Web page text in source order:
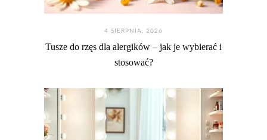
4 SIERPNIA. 2026
Tusze do rzęs dla alergików – jak je wybierać i
stosować?